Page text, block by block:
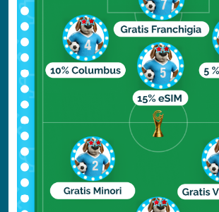
Warhols, Gorillaz, David Guetta,
molti, molti altri che ci
riportare, altrimenti passerete
a leggere nomi.
Non solo un grande
Il “Coachella”, come si evince dal
“Music and Arts”, una dicitura
sicuramente non per caso. Il